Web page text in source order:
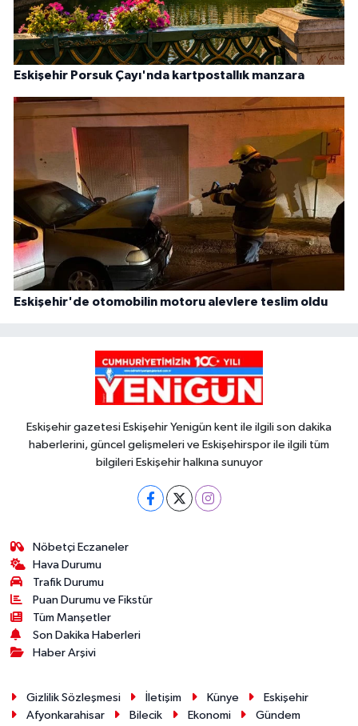
Eskişehir Porsuk Çayı'nda kartpostallık manzara
Eskişehir'de otomobilin motoru alevlere teslim oldu
Eskişehir gazetesi Eskişehir Yenigün kent ile ilgili son dakika
haberlerini, güncel gelişmeleri ve Eskişehirspor ile ilgili tüm
bilgileri Eskişehir halkına sunuyor
Nöbetçi Eczaneler
Hava Durumu
Trafik Durumu
Puan Durumu ve Fikstür
Tüm Manşetler
Son Dakika Haberleri
Haber Arşivi
Gizlilik Sözleşmesi İletişim Künye
Eskişehir
Afyonkarahisar
Bilecik Ekonomi
Gündem